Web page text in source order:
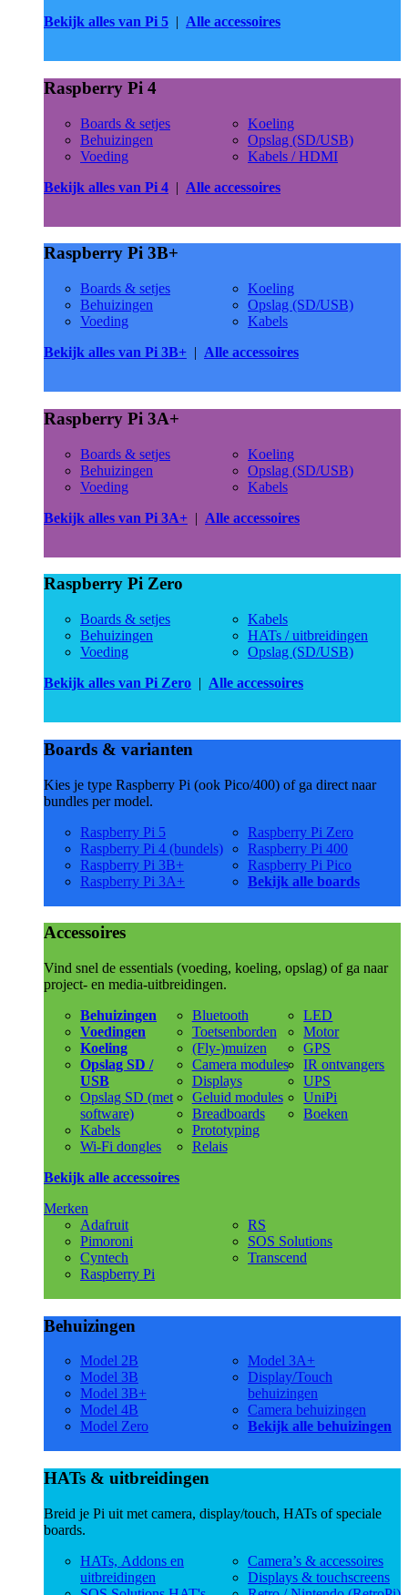
Bekijk alles van Pi 5 | Alle accessoires
Raspberry Pi 4
Boards & setjes
Behuizingen
Voeding
Koeling
Opslag (SD/USB)
Kabels / HDMI
Bekijk alles van Pi 4 | Alle accessoires
Raspberry Pi 3B+
Boards & setjes
Behuizingen
Voeding
Koeling
Opslag (SD/USB)
Kabels
Bekijk alles van Pi 3B+ | Alle accessoires
Raspberry Pi 3A+
Boards & setjes
Behuizingen
Voeding
Koeling
Opslag (SD/USB)
Kabels
Bekijk alles van Pi 3A+ | Alle accessoires
Raspberry Pi Zero
Boards & setjes
Behuizingen
Voeding
Kabels
HATs / uitbreidingen
Opslag (SD/USB)
Bekijk alles van Pi Zero | Alle accessoires
Boards & varianten
Kies je type Raspberry Pi (ook Pico/400) of ga direct naar
bundles per model.
Raspberry Pi 5
Raspberry Pi 4 (bundels)
Raspberry Pi 3B+
Raspberry Pi 3A+
Raspberry Pi Zero
Raspberry Pi 400
Raspberry Pi Pico
Bekijk alle boards
Accessoires
Vind snel de essentials (voeding, koeling, opslag) of ga naar
project- en media-uitbreidingen.
Behuizingen
Voedingen
Koeling
Opslag SD /
USB
Opslag SD (met
software)
Kabels
Wi-Fi dongles
Bluetooth
Toetsenborden
(Fly-)muizen
Camera modules
Displays
Geluid modules
Breadboards
Prototyping
Relais
LED
Motor
GPS
IR ontvangers
UPS
UniPi
Boeken
Bekijk alle accessoires
Merken
Adafruit
Pimoroni
Cyntech
Raspberry Pi
RS
SOS Solutions
Transcend
Behuizingen
Model 2B
Model 3B
Model 3B+
Model 4B
Model Zero
Model 3A+
Display/Touch
behuizingen
Camera behuizingen
Bekijk alle behuizingen
HATs & uitbreidingen
Breid je Pi uit met camera, display/touch, HATs of speciale
boards.
HATs, Addons en
uitbreidingen
Camera’s & accessoires
Displays & touchscreens